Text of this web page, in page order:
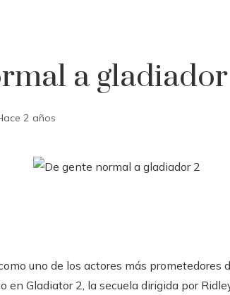
a
2 años
uno de los actores más prometedores
en Gladiator 2, la secuela dirigida por